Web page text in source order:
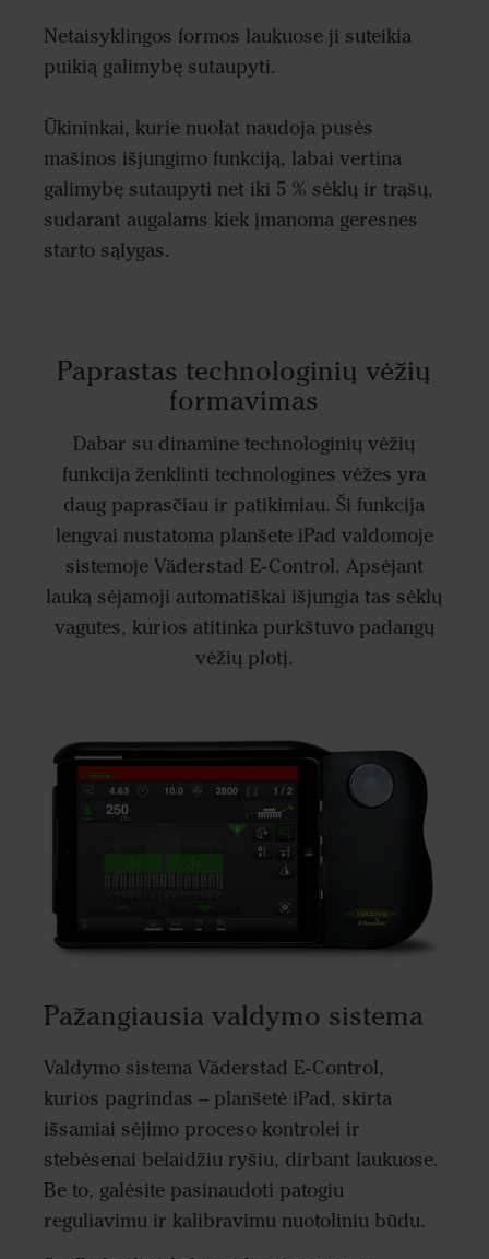
Netaisyklingos formos laukuose ji suteikia
puikią galimybę sutaupyti.
Ūkininkai, kurie nuolat naudoja pusės
mašinos išjungimo funkciją, labai vertina
galimybę sutaupyti net iki 5 % sėklų ir trąšų,
sudarant augalams kiek įmanoma geresnes
starto sąlygas.
Paprastas technologinių vėžių
formavimas
Dabar su dinamine technologinių vėžių
funkcija ženklinti technologines vėžes yra
daug paprasčiau ir patikimiau. Ši funkcija
lengvai nustatoma planšete iPad valdomoje
sistemoje Väderstad E-Control. Apsėjant
lauką sėjamoji automatiškai išjungia tas sėklų
vagutes, kurios atitinka purkštuvo padangų
vėžių plotį.
Pažangiausia valdymo sistema
Valdymo sistema Väderstad E-Control,
kurios pagrindas – planšetė iPad, skirta
išsamiai sėjimo proceso kontrolei ir
stebėsenai belaidžiu ryšiu, dirbant laukuose.
Be to, galėsite pasinaudoti patogiu
reguliavimu ir kalibravimu nuotoliniu būdu.